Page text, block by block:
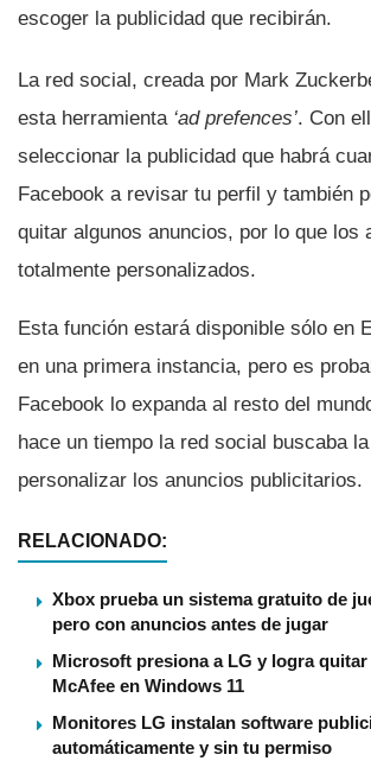
escoger la publicidad que recibirán.
La red social, creada por Mark
esta herramienta ‘ad prefences’. Con
seleccionar la publicidad que habrá
Facebook a revisar tu perfil y también
quitar algunos anuncios, por lo que los
totalmente personalizados.
Esta función estará disponible sólo en
en una primera instancia, pero es
Facebook lo expanda al resto del
hace un tiempo la red social buscaba
personalizar los anuncios publicitarios.
RELACIONADO:
Xbox prueba un sistema gratuito de
pero con anuncios antes de jugar
Microsoft presiona a LG y logra
McAfee en Windows 11
Monitores LG instalan software
automáticamente y sin tu permiso